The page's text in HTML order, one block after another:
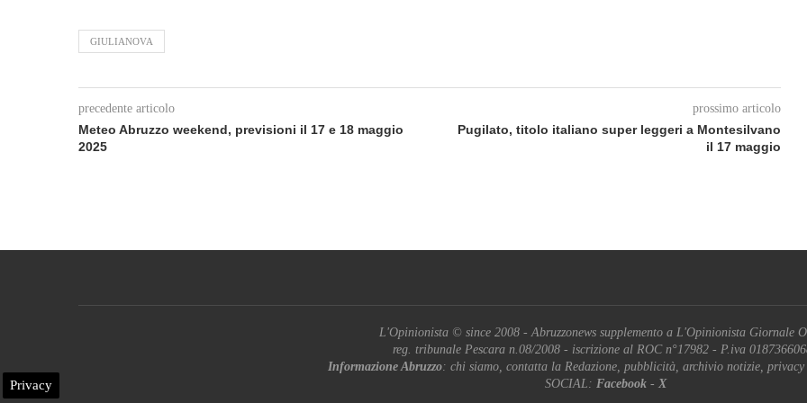
GIULIANOVA
precedente articolo
Meteo Abruzzo weekend, previsioni il 17 e 18 maggio
2025
prossimo articolo
Pugilato, titolo italiano super leggeri a Montesilvano
il 17 maggio
L'Opinionista © since 2008 - Abruzzonews supplemento a L'Opinionista Giornale
reg. tribunale Pescara n.08/2008 - iscrizione al ROC n°17982 - P.iva
Informazione Abruzzo: chi siamo, contatta la Redazione, pubblicità, archivio notizie, privacy
SOCIAL: Facebook- X
Privacy